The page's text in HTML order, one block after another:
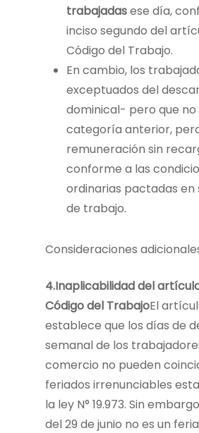
trabajadasese día,
inciso segundo del
Código del Trabajo.
En cambio, los
exceptuados del
dominical- pero que no
categoría anterior,
remuneración sin
conforme a las
ordinarias pactadas
de trabajo.
Consideraciones
4.Inaplicabilidaddel
Código del TrabajoEl
establece que los días de
semanal de los
comercio no pueden
feriados irrenunciables
la ley N° 19.973. Sin
del 29 de junio no es un